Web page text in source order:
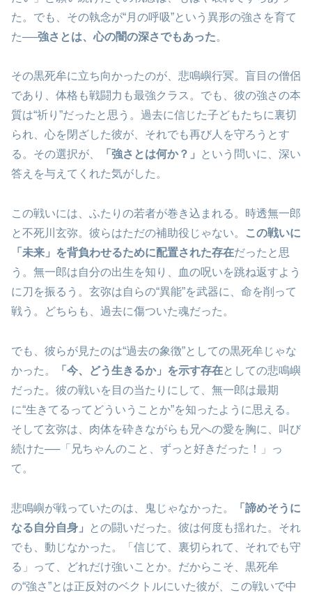
た。でも、その執念が“月の呼吸”という異形の強さを育て
た──強さとは、心の闇の深さでもあった。
その黒死牟に立ち向かったのが、悲鳴嶼行冥。盲目の僧侶
であり、体格も戦闘力も最強クラス。でも、彼の強さの本
質は“祈り”だったと思う。過去に信じた子どもたちに裏切
られ、心を閉ざした彼が、それでも再び人を守ろうとす
る。その選択が、
「強さとは何か？」
という問いに、深い
答えを与えてくれた気がした。
この戦いには、ふたりの若者が巻き込まれる。時透無一郎
と不死川玄弥。彼らはただの補助役じゃない。
この戦いに
「未来」を背負わせるために配置された存在だったと思
う。無一郎は自分の出生を知り、血の呪いを跳ね返すよう
に刀を振るう。玄弥は自らの“異能”を武器に、命を削って
戦う。どちらも、過去に傷ついた魂だった。
でも、彼らが見たのは“過去の象徴”としての黒死牟じゃな
かった。
「今、どう生きるか」を示す存在としての悲鳴嶼
だった。彼の戦いを目の当たりにして、無一郎は最期
に“生きてるってどういうことか”を知ったように思える。
そして玄弥は、肉体を砕きながらも兄への愛を胸に、叫び
続けた──「兄ちゃんのこと、ずっと好きだった！」っ
て。
悲鳴嶼が戦っていたのは、鬼じゃなかった。
「諦めそうに
なる自分自身」
との闘いだった。彼は何度も揺れた。それ
でも、動じなかった。「信じて、裏切られて、それでも守
る」って、どれだけ強いことか。だからこそ、黒死牟
の“強さ”とは正反対のベクトルにいた彼が、この戦いで中